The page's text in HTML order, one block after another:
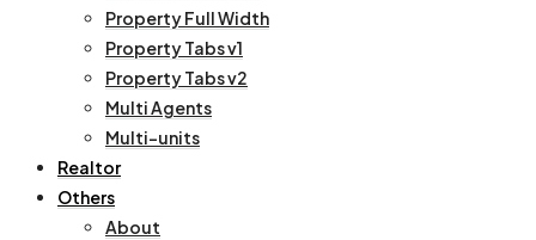
Property Full Width
Property Tabs v1
Property Tabs v2
Multi Agents
Multi-units
Realtor
Others
About